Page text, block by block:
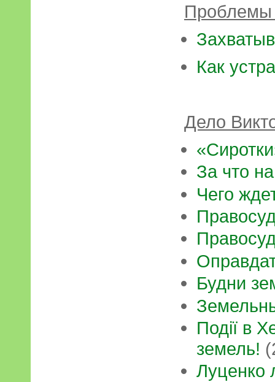
Проблемы
Как
Дело
За что
Чего
Будни
Події в
земель!
Луценко